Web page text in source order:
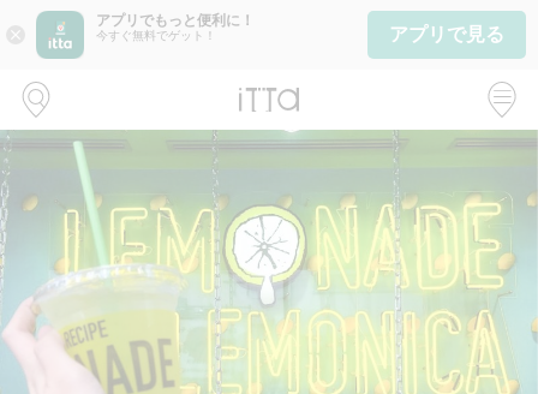
close
アプリでもっと便利に！
今すぐ無料でゲット！ アプリで見る